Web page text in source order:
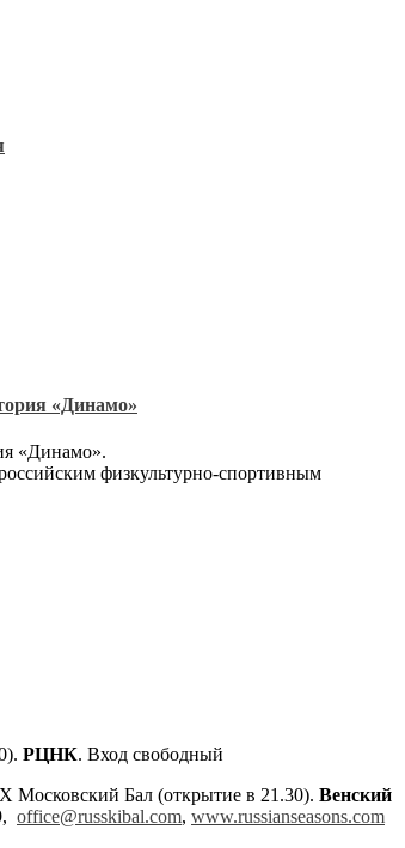
«Динамо»
«Динамо».
физкультурно-спортивным
РЦНК. Вход свободный
Московский Бал (открытие в 21.30). Венский
office@russkibal.com, www.russianseasons.com